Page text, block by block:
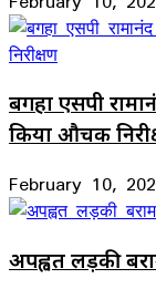
बगहा एसपी
किया औचक
February 10,
अपह्वत लड़की